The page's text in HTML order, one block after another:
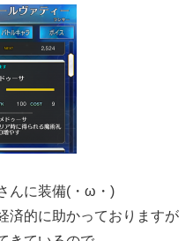
んに装備(・ω・)
済的に助かっておりますが